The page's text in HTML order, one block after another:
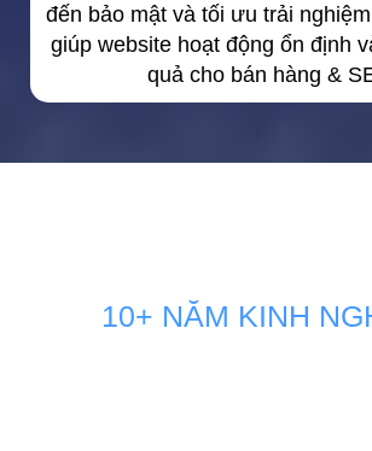
đến bảo mật và tối ưu trải
giúp website hoạt động ổn định
quả cho bán hàng &
10+ NĂM KINH